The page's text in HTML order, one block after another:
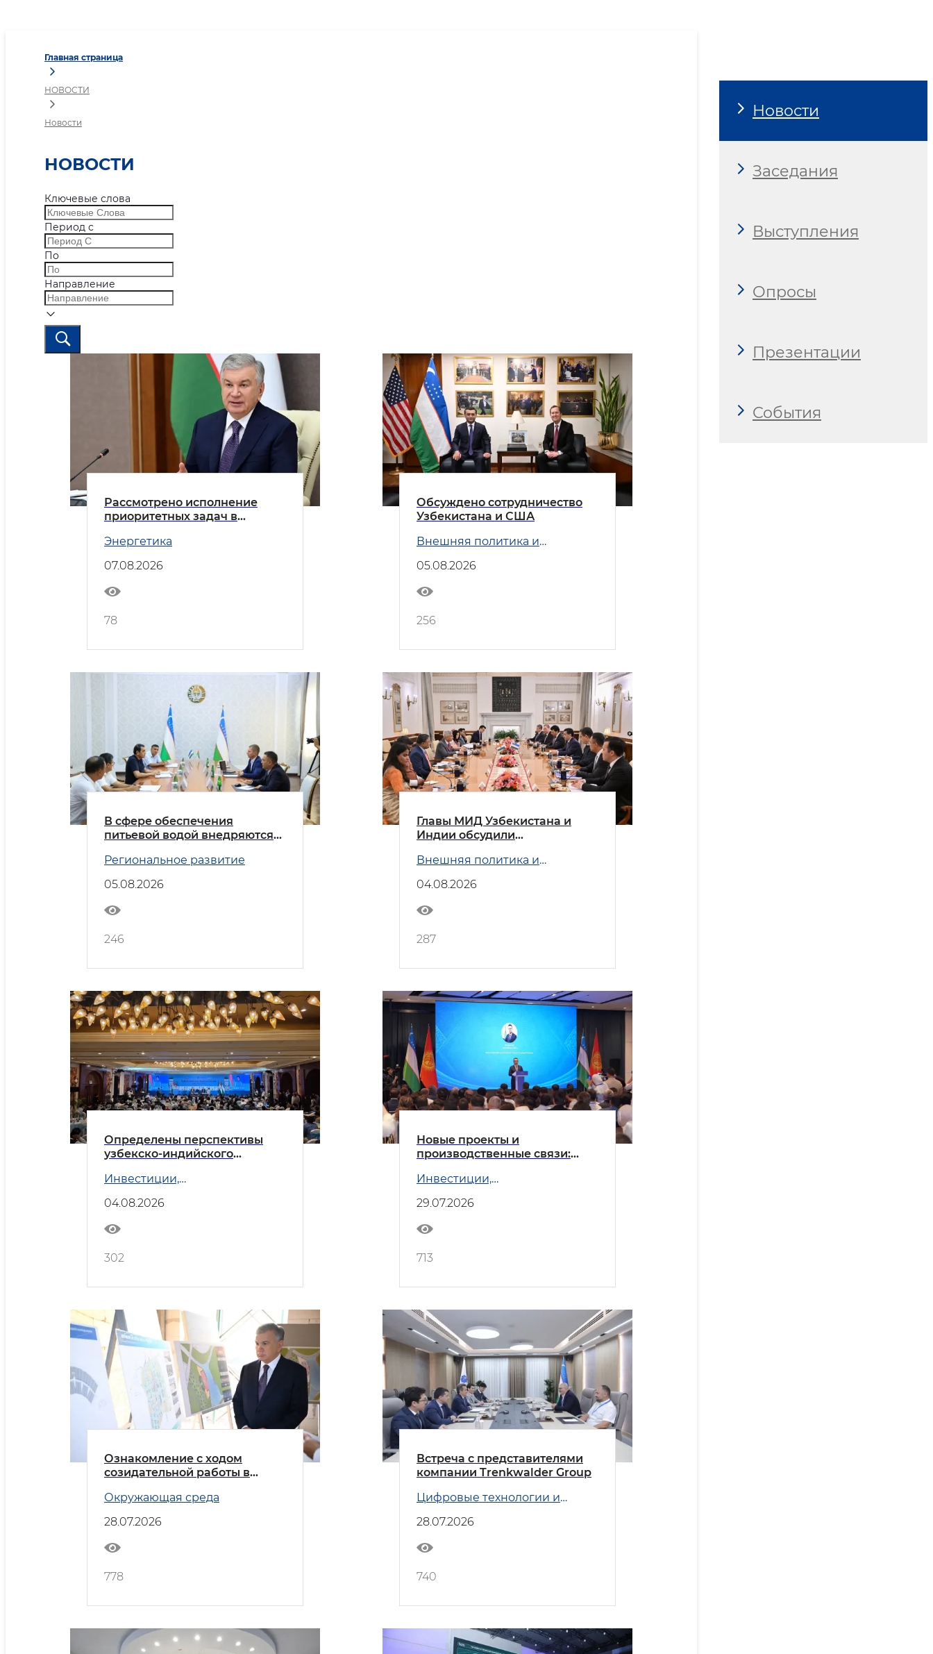
Главная страница
НОВОСТИ
Новости
НОВОСТИ
Ключевые слова
Период с
По
Направление
Рассмотрено исполнение
приоритетных задач в
Энергетика
07.08.2026
78
Обсуждено сотрудничество
Узбекистана и США
Внешняя политика и
05.08.2026
256
В сфере обеспечения
питьевой водой внедряются
Региональное развитие
05.08.2026
246
Главы МИД Узбекистана и
Индии обсудили
двустороннего
сотрудничества
Внешняя политика и
04.08.2026
287
Определены перспективы
узбекско-индийского
Инвестиции,
04.08.2026
302
Новые проекты и
производственные связи:
углубляют сотрудничество
Инвестиции,
29.07.2026
713
Ознакомление с ходом
созидательной работы в
Окружающая среда
28.07.2026
778
Встреча с представителями
компании Trenkwalder Group
Цифровые технологии и
28.07.2026
740
Новости
Заседания
Выступления
Опросы
Презентации
События